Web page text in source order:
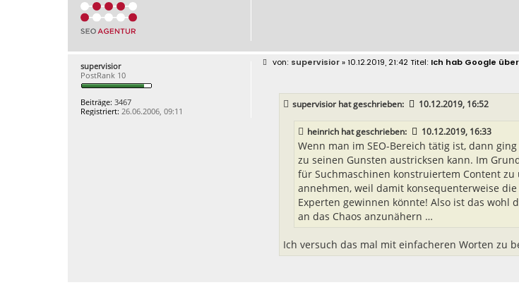
supervisior
PostRank 10
Beiträge: 3467
Registriert: 26.06.2006, 09:11
B
supervisior» 10.12.2019, 21:42 Ich hab Google
supervisiorhat geschrieben: 10.12.2019, 16:52
heinrichhat geschrieben: 10.12.2019, 16:33
Wenn man im SEO-Bereich tätig ist, dann
zu seinen Gunsten austricksen kann. Im
für Suchmaschinen konstruiertem Content
annehmen, weil damit konsequenterweise
Experten gewinnen könnte! Also ist das wohl
an das Chaos anzunähern …
Ich versuch das mal mit einfacheren Worten zu